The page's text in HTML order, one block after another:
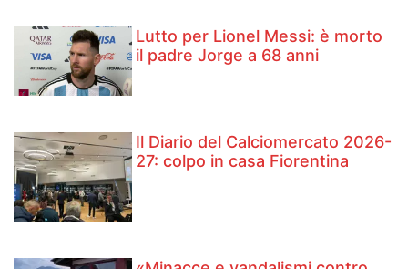
Lutto per Lionel Messi: è morto
il padre Jorge a 68 anni
Il Diario del Calciomercato 2026-
27: colpo in casa Fiorentina